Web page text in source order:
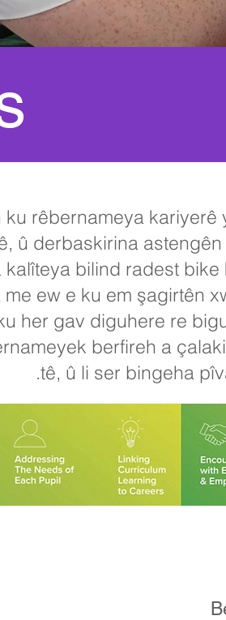
ku rêbernameya
û derbaskirina
bilind radest
ew e ku em şagirtên
her gav diguhere re
berfireh a
tê, û li ser bingeha